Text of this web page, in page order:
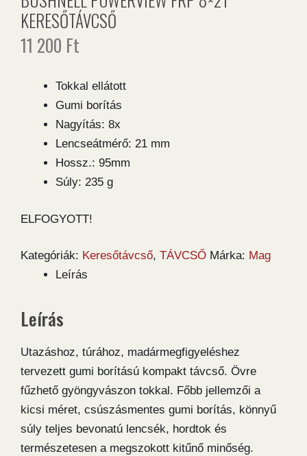
KERESŐTÁVCSŐ
11 200 Ft
Tokkal ellátott
Gumi borítás
Nagyítás: 8x
Lencseátmérő: 21 mm
Hossz.: 95mm
Súly: 235 g
ELFOGYOTT!
Kategóriák: Keresőtávcső, TÁVCSŐ Márka: Mag
Leírás
Leírás
Utazáshoz, túrához, madármegfigyeléshez
tervezett gumi borítású kompakt távcső. Övre
fűzhető gyöngyvászon tokkal. Főbb jellemzői a
kicsi méret, csúszásmentes gumi borítás, könnyű
súly teljes bevonatú lencsék, hordtok és
természetesen a megszokott kitűnő minőség.